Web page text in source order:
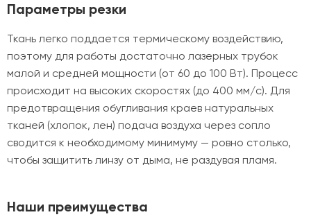
Параметры резки
Ткань легко поддается термическому воздействию,
поэтому для работы достаточно лазерных трубок
малой и средней мощности (от 60 до 100 Вт). Процесс
происходит на высоких скоростях (до 400 мм/с). Для
предотвращения обугливания краев натуральных
тканей (хлопок, лен) подача воздуха через сопло
сводится к необходимому минимуму — ровно столько,
чтобы защитить линзу от дыма, не раздувая пламя.
Наши преимущества